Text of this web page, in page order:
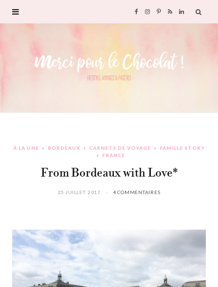
F
c
o
k
I
r
P
n
e
s
R
S
L
I
À LA UNE BORDEAUX CARNETS DE VOYAGE
FAMILLE STORY
FRANCE
From Bordeaux with Love*
25 JUILLET 2017 4 COMMENTAIRES